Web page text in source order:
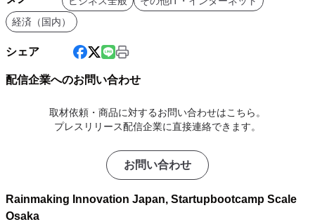
経済（国内）
シェア
配信企業へのお問い合わせ
取材依頼・商品に対するお問い合わせはこちら。
プレスリリース配信企業に直接連絡できます。
お問い合わせ
Rainmaking Innovation Japan, Startupbootcamp Scale
Osaka